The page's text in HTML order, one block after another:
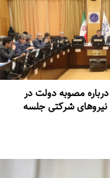
مصوبه دولت در
شرکتی جلسه